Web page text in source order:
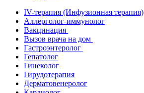
IV-терапия (Инфузионная терапия)
Аллерголог-иммунолог
Вакцинация
Вызов врача на дом
Гастроэнтеролог
Гепатолог
Гинеколог
Гирудотерапия
Дерматовенеролог